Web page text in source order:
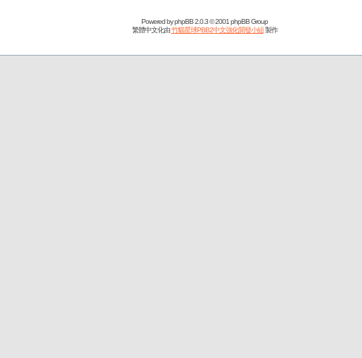
Powered byphpBB2.0.3 © 2001 phpBB Group
繁體中文化由竹貓星球PBB2中文強化開發小組製作